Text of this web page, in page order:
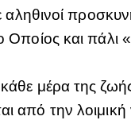
και πάλι
μέρα της
από την